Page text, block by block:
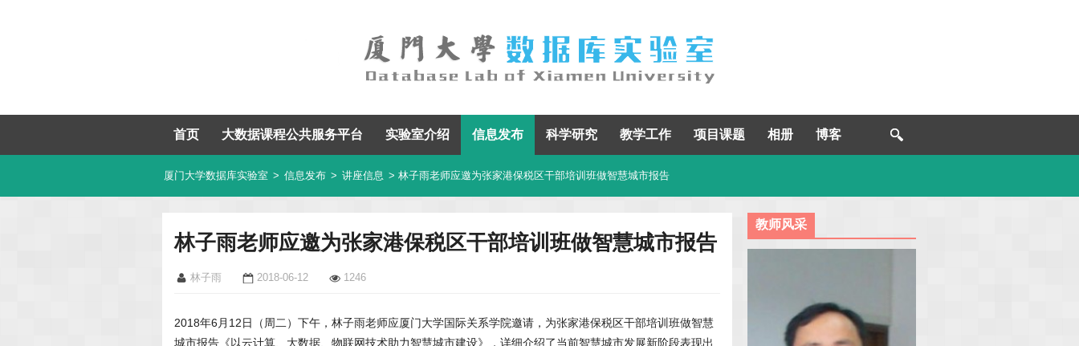
首页 大数据课程公共服务平台 实验室介绍 信息发布 科学研究 教学工作 项目课题 相册 博客
厦门大学数据库实验室 > 信息发布 > 讲座信息 > 林子雨老师应邀为张家港保税区干部培训班做智慧城市报告
林子雨老师应邀为张家港保税区干部培训班做智慧城市报告
林子雨 2018-06-12 1246
2018年6月12日（周二）下午，林子雨老师应厦门大学国际关系学院邀请，为张家港保税区干部培训班做智慧
城市报告《以云计算、大数据、物联网技术助力智慧城市建设》，详细介绍了当前智慧城市发展新阶段表现出
教师风采